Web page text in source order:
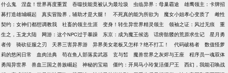
什么鬼
涅盘！世界再度重置 吞噬技能竟被认为最垃圾 虫临异界：母巢霸途
雄鹰领主：卡牌招
募打造雄城崛起
真实冒险界，辅助才是大腿！ 不死真的能为所欲为 魔女小姐孝心变质了
雌性
契约：女神们都想调教我
社畜的领主生涯 变身！转生异世界精灵领主 领袖之证：风过无痕
重
生之，玉龙大陆
网游：这个NPC过于暴躁 东京：成为魔王候选 话痨骷髅的荒原求生记
星月勇
者传
骑砍征服之刃 天界三害异界游 异界美女老板又怎样？绝不打工！ 代码破格者
数值怪萝
莉的悠闲日常
血肉法典 苟在鱼人部落卖武器 玄与皙 魔兽世界之灰烬与王座
程序员一魂双体
勇闯异世界
兽血三国之兽族崛起 神秘的宝箱 僵约：开局马小玲复活僵尸王
西幻，我能召唤战